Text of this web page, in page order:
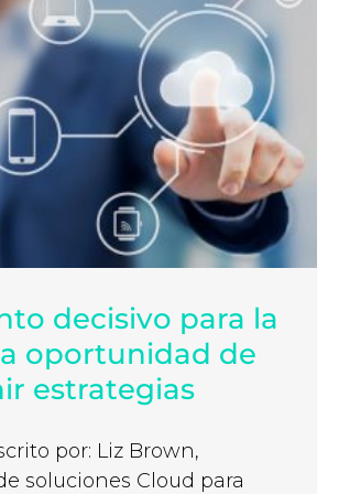
decisivo para la
oportunidad de
estrategias
por: Liz Brown,
soluciones Cloud para